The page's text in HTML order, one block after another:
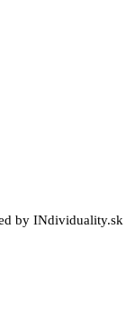
by INdividuality.sk